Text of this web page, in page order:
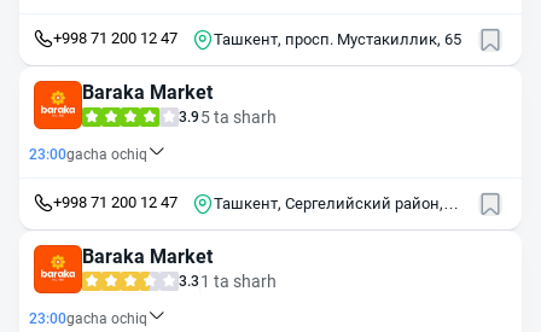
+998 71 200 12 47 Ташкент, просп. Мустакиллик, 65
Baraka Market
3.9 5 ta sharh
23:00gacha ochiq
+998 71 200 12 47
Ташкент, Сергелийский район,
Baraka Market
3.3 1 ta sharh
23:00gacha ochiq